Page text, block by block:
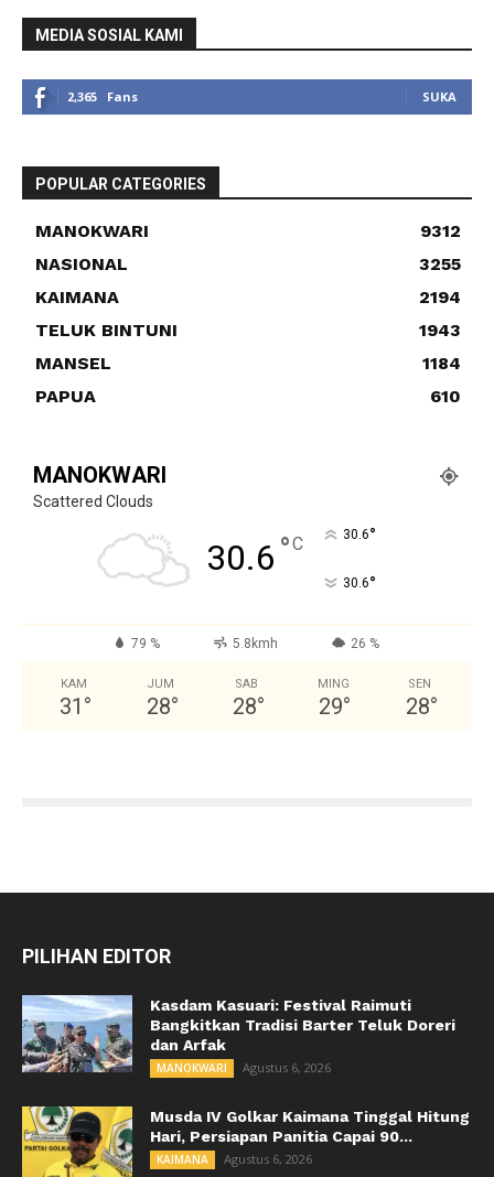
MEDIA SOSIAL KAMI
2,365 Fans SUKA
POPULAR CATEGORIES
MANOKWARI
9312
NASIONAL
3255
KAIMANA
2194
TELUK BINTUNI
1943
MANSEL
1184
PAPUA
610
MANOKWARI
Scattered Clouds
30.6 °C 30.6°
30.6°
79 % 5.8kmh 26 %
KAM
31 °
JUM
28°
SAB
28°
MING
29°
SEN
28°
PILIHAN EDITOR
Kasdam Kasuari: Festival Raimuti
Bangkitkan Tradisi Barter Teluk Doreri
dan Arfak
MANOKWARI Agustus 6, 2026
Musda IV Golkar Kaimana Tinggal Hitung
Hari, Persiapan Panitia Capai 90...
KAIMANA Agustus 6, 2026